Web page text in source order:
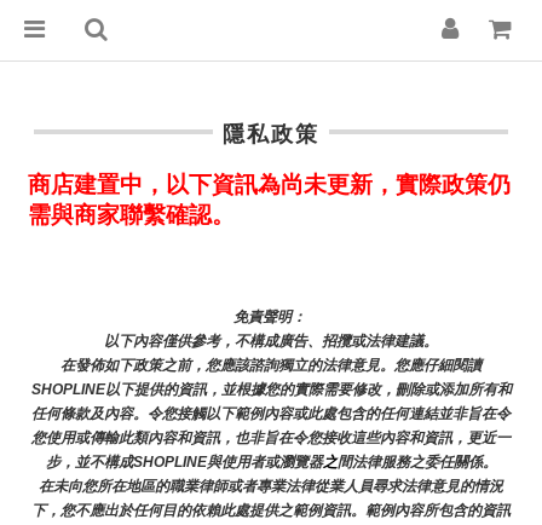
隱私政策
商店建置中，以下資訊為尚未更新，實際政策仍
需與商家聯繫確認。
免責聲明：
以下內容僅供參考，不構成廣告、招攬或法律建議。
在發佈如下政策之前，您應該諮詢獨立的法律意見。您應仔細閱讀
SHOPLINE以下提供的資訊，並根據您的實際需要修改，刪除或添加所有和
任何條款及內容。令您接觸以下範例內容或此處包含的任何連結並非旨在令
您使用或傳輸此類內容和資訊，也非旨在令您接收這些內容和資訊，更近一
步，並不構成SHOPLINE與使用者或瀏覽器之間法律服務之委任關係。
在未向您所在地區的職業律師或者專業法律從業人員尋求法律意見的情況
下，您不應出於任何目的依賴此處提供之範例資訊。範例內容所包含的資訊